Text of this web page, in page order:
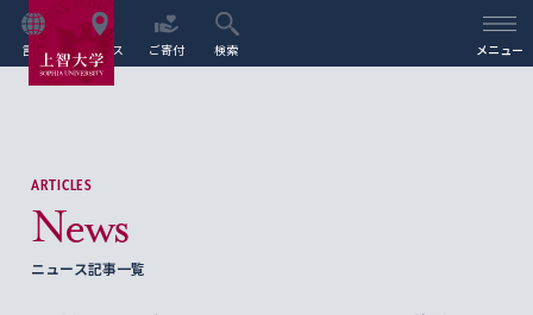
言語 アクセス ご寄付 検索 メニュー
ARTICLES
News
ニュース記事一覧